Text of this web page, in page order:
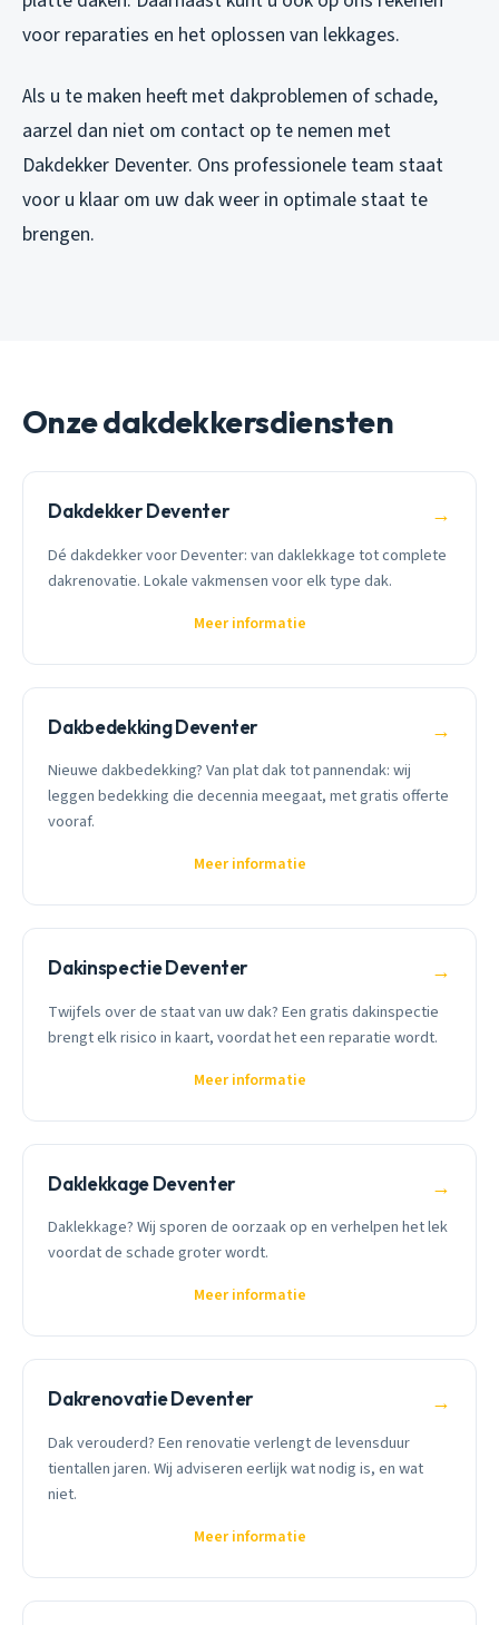
voor reparaties en het oplossen van lekkages.
Als u te maken heeft met dakproblemen of schade,
aarzel dan niet om contact op te nemen met
Dakdekker Deventer. Ons professionele team staat
voor u klaar om uw dak weer in optimale staat te
brengen.
Onze dakdekkersdiensten
Dakdekker Deventer →
Dé dakdekker voor Deventer: van daklekkage tot complete
dakrenovatie. Lokale vakmensen voor elk type dak.
Meer informatie
Dakbedekking Deventer →
Nieuwe dakbedekking? Van plat dak tot pannendak: wij
leggen bedekking die decennia meegaat, met gratis offerte
vooraf.
Meer informatie
Dakinspectie Deventer →
Twijfels over de staat van uw dak? Een gratis dakinspectie
brengt elk risico in kaart, voordat het een reparatie wordt.
Meer informatie
Daklekkage Deventer →
Daklekkage? Wij sporen de oorzaak op en verhelpen het lek
voordat de schade groter wordt.
Meer informatie
Dakrenovatie Deventer →
Dak verouderd? Een renovatie verlengt de levensduur
tientallen jaren. Wij adviseren eerlijk wat nodig is, en wat
niet.
Meer informatie